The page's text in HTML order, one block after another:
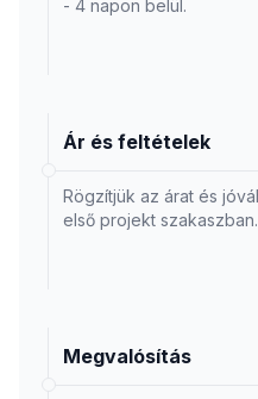
- 4 napon belül.
Ár és feltételek
Rögzítjük az árat és
első projekt szakaszban.
Megvalósítás